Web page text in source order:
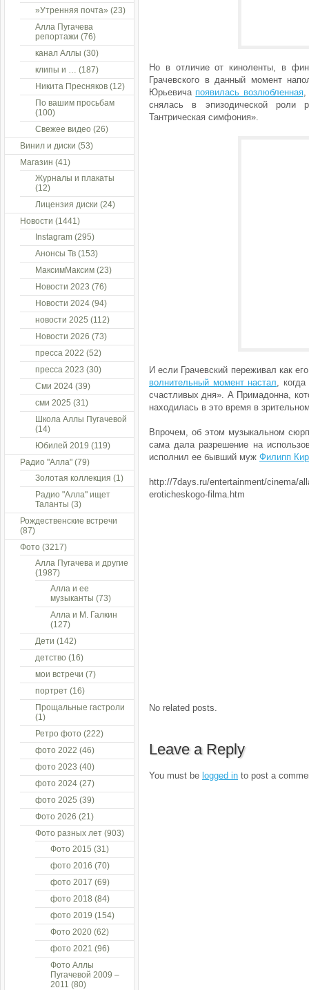
Но в отличие от киноленты, в
Грачевского в данный момент
Юрьевича появилась возлюбленная,
снялась в эпизодической
Тантрическая симфония».
И если Грачевский переживал как
волнительный момент настал,
счастливых дня». А Примадонна,
находилась в это время в
Впрочем, об этом музыкальном
сама дала разрешение на
исполнил ее бывший муж Филипп
http://7days.ru/entertainment/cinema/
eroticheskogo-filma.htm
No related posts.
Leave a Reply
You must be logged in to post a
»Утренняя почта» (23)
Алла Пугачева
репортажи (76)
канал Аллы (30)
клипы и … (187)
Никита Пресняков (12)
По вашим просьбам
(100)
Свежее видео (26)
Винил и диски (53)
Магазин (41)
Журналы и плакаты
(12)
Лицензия диски (24)
Новости (1441)
Instagram (295)
Анонсы Тв (153)
МаксимМаксим (23)
Новости 2023 (76)
Новости 2024 (94)
новости 2025 (112)
Новости 2026 (73)
пресса 2022 (52)
пресса 2023 (30)
Сми 2024 (39)
сми 2025 (31)
Школа Аллы Пугачевой
(14)
Юбилей 2019 (119)
Радио "Алла" (79)
Золотая коллекция (1)
Радио "Алла" ищет
Таланты (3)
Рождественские встречи
(87)
Фото (3217)
Алла Пугачева и другие
(1987)
Алла и ее
музыканты (73)
Алла и М. Галкин
(127)
Дети (142)
детство (16)
мои встречи (7)
портрет (16)
Прощальные гастроли
(1)
Ретро фото (222)
фото 2022 (46)
фото 2023 (40)
фото 2024 (27)
фото 2025 (39)
Фото 2026 (21)
Фото разных лет (903)
Фото 2015 (31)
фото 2016 (70)
фото 2017 (69)
фото 2018 (84)
фото 2019 (154)
Фото 2020 (62)
фото 2021 (96)
Фото Аллы
Пугачевой 2009 –
2011 (80)